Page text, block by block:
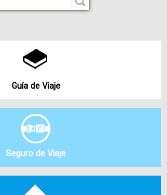
Guía de Viaje
Seguro de Viaje